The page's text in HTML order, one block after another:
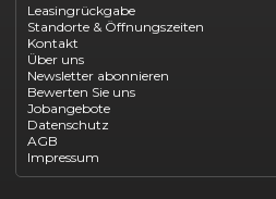
Opel Astra leasen
Opel Mokka kaufen
Opel Grandland finanzieren
Opel Vivaro Gewerbeleasing
Fiat 500 finanzieren
Fiat Panda leasen
Dacia Duster finanzieren
Dacia Sandero kaufen
Dacia Jogger leasen
Jeep Compass leasen
Jeep Renegade finanzieren
Leasingrückgabe
Standorte & Öffnungszeiten
Kontakt
Über uns
Newsletter abonnieren
Bewerten Sie uns
Jobangebote
Datenschutz
AGB
Impressum